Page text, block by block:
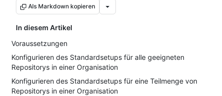
Als Markdown kopieren
In diesem Artikel
Voraussetzungen
Konfigurieren des Standardsetups für alle geeigneten
Repositorys in einer Organisation
Konfigurieren des Standardsetups für eine Teilmenge von
Repositorys in einer Organisation